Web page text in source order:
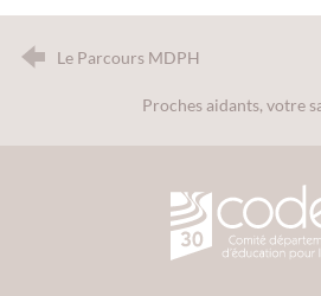
Le Parcours MDPH
Proches aidants, votre